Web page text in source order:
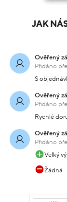
JAK
Ověřený
Přidáno
S
Ověřený
Přidáno
Rychlé
Ověřený
Přidáno
Velký
Žádná